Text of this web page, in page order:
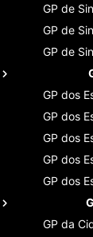
GP de
GP de
GP de
GP dos
GP dos
GP dos
GP dos
GP dos
GP da